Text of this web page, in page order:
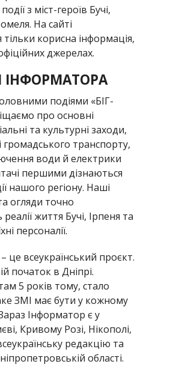
з міст-героїв Бучі,
На сайті
тільки корисна інформація,
джерелах.
ІНФОРМАТОРА
подіями «БІГ-
про основні
та культурні заходи,
громадського транспорту,
води й електрики
першими дізнаються
нашого регіону. Наші
огляди точно
життя Бучі, Ірпеня та
персоналії.
всеукраїнський проєкт.
початок в Дніпрі.
5 років тому, стало
ЗМІ має бути у кожному
Інформатор є у
Кривому Розі, Нікополі,
редакцію та
області.